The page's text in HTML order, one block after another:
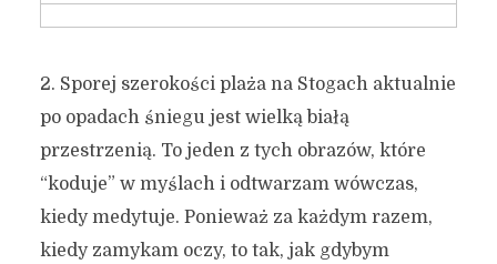
2. Sporej szerokości plaża na Stogach aktualnie
po opadach śniegu jest wielką białą
przestrzenią. To jeden z tych obrazów, które
“koduje” w myślach i odtwarzam wówczas,
kiedy medytuje. Ponieważ za każdym razem,
kiedy zamykam oczy, to tak, jak gdybym